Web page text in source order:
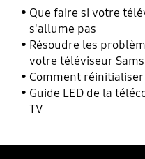
Que faire si votre
s'allume pas
Résoudre les
votre téléviseur
Comment
Guide LED de la
TV